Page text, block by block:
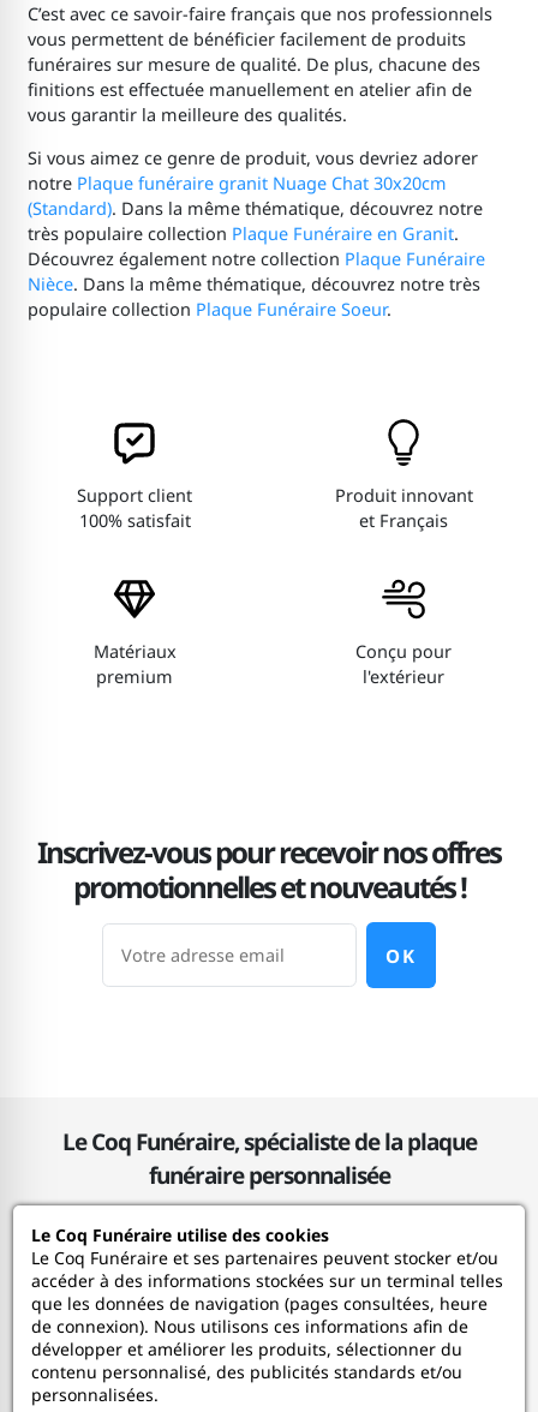
C’est avec ce savoir-faire français que nos professionnels
vous permettent de bénéficier facilement de produits
funéraires sur mesure de qualité. De plus, chacune des
finitions est effectuée manuellement en atelier afin de
vous garantir la meilleure des qualités.
Si vous aimez ce genre de produit, vous devriez adorer
notre Plaque funéraire granit Nuage Chat 30x20cm
(Standard). Dans la même thématique, découvrez notre
très populaire collection Plaque Funéraire en Granit.
Découvrez également notre collection Plaque Funéraire
Nièce. Dans la même thématique, découvrez notre très
populaire collection Plaque Funéraire Soeur.
Support client
100% satisfait
Produit innovant
et Français
Matériaux
premium
Conçu pour
l'extérieur
Inscrivez-vous pour recevoir nos offres
promotionnelles et nouveautés !
OK
Le Coq Funéraire, spécialiste de la plaque
funéraire personnalisée
Le Coq Funéraire
Nos services
Mon Compte
Le Coq Funéraire utilise des cookies
Le Coq Funéraire et ses partenaires peuvent stocker et/ou
accéder à des informations stockées sur un terminal telles
que les données de navigation (pages consultées, heure
de connexion). Nous utilisons ces informations afin de
développer et améliorer les produits, sélectionner du
contenu personnalisé, des publicités standards et/ou
personnalisées.